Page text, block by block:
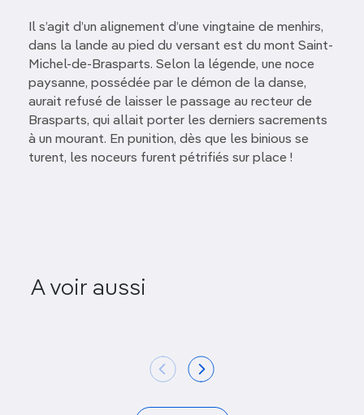
Il s’agit d’un alignement d’une vingtaine de menhirs,
dans la lande au pied du versant est du mont Saint-
Michel-de-Brasparts. Selon la légende, une noce
paysanne, possédée par le démon de la danse,
aurait refusé de laisser le passage au recteur de
Brasparts, qui allait porter les derniers sacrements
à un mourant. En punition, dès que les binious se
turent, les noceurs furent pétrifiés sur place !
A voir aussi
Dame- de-Roscudon